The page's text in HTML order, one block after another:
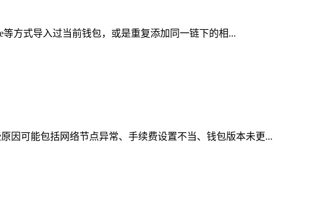
方式导入过当前钱包，或是重复添加同一链下的相...
因可能包括网络节点异常、手续费设置不当、钱包版本未更...